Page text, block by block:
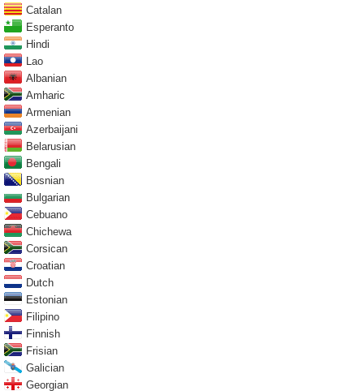
Catalan
Esperanto
Hindi
Lao
Albanian
Amharic
Armenian
Azerbaijani
Belarusian
Bengali
Bosnian
Bulgarian
Cebuano
Chichewa
Corsican
Croatian
Dutch
Estonian
Filipino
Finnish
Frisian
Galician
Georgian